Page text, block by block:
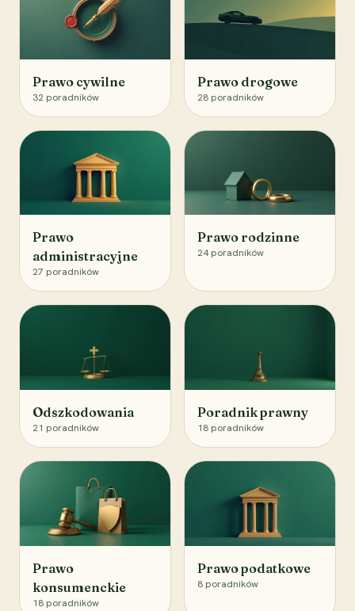
Prawo cywilne
32 poradników
Prawo drogowe
28 poradników
Prawo
administracyjne
27 poradników
Prawo rodzinne
24 poradników
Odszkodowania
21 poradników
Poradnik prawny
18 poradników
Prawo
konsumenckie
18 poradników
Prawo podatkowe
8 poradników